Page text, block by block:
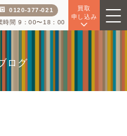
買取
申し込み
0120-377-021
時間 9：00〜18：00
ログ